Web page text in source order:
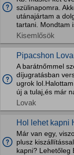
szülinapomra.
utánajártam a
tartani. Mondtam
Kisemlősök
Pipacshon
A barátnőmmel
díjugratásban
ugrok
új a tulaj,és már
Lovak
Hol lehet kapni
Már van egy,
plusz
kapni? Lehetőleg